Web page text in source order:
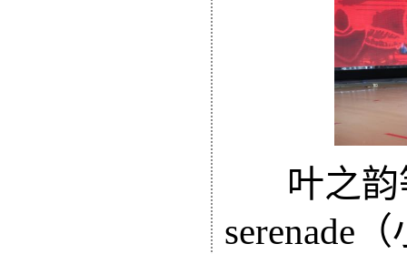
叶之韵
serenade